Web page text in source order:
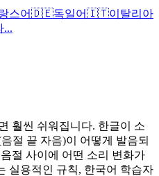
스어🇩🇪독일어🇮🇹이탈리아
...
훨씬 쉬워집니다. 한글이 소
절 끝 자음)이 어떻게 발음되
절 사이에 어떤 소리 변화가
실용적인 규칙, 한국어 학습자